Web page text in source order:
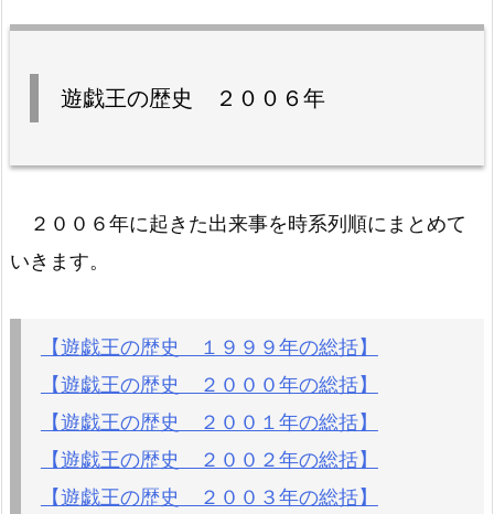
遊戯王の歴史 ２００６年
２００６年に起きた出来事を時系列順にまとめて
いきます。
【遊戯王の歴史 １９９９年の総括】
【遊戯王の歴史 ２０００年の総括】
【遊戯王の歴史 ２００１年の総括】
【遊戯王の歴史 ２００２年の総括】
【遊戯王の歴史 ２００３年の総括】